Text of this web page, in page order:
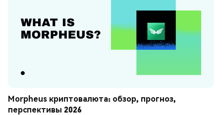
Morpheus криптовалюта: обзор, прогноз,
перспективы 2026